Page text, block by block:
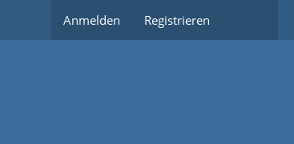
Anmelden Registrieren